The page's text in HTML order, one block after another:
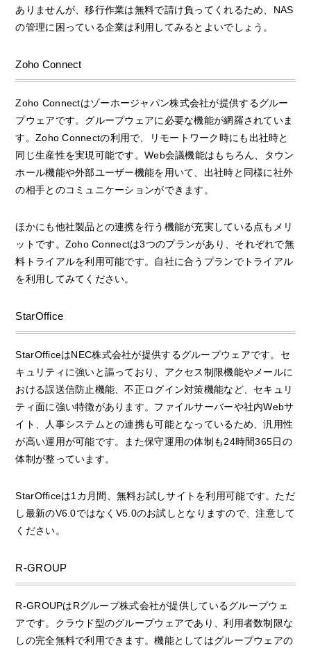
ありませんが、移行作業は無料で請け負ってくれるため、NAS
の管理に困っている企業は利用してみるとよいでしょう。
Zoho Connect
Zoho Connectはゾーホージャパン株式会社が提供するグルー
プウェアです。グループウェアに必要な機能が網羅されていま
す。Zoho Connectの利用で、リモートワーク時にも出社時と
同じ生産性を実現可能です。Web会議機能はもちろん、タウン
ホール機能や外部ユーザー機能を用いて、出社時と同様に社外
の相手とのコミュニケーションができます。
ほかにも他社製品との連携を行う機能が充実している点もメリ
ットです。Zoho Connectは3つのプランがあり、それぞれで無
料トライアルを利用可能です。自社に合うプランでトライアル
を利用してみてください。
StarOffice
StarOfficeはNEC株式会社が提供するグループウェアです。セ
キュリティに強いと謳っており、アクセス制限機能やメールに
おける誤送信防止機能、不正ログイン対策機能など、セキュリ
ティ面に強い特徴があります。ファイルサーバーや社内Webサ
イト、人事システムとの連携も可能となっているため、汎用性
が高い運用が可能です。また保守運用の体制も24時間365日の
体制が整っています。
StarOfficeは1カ月間、無料お試しサイトを利用可能です。ただ
し最新のV6.0ではなくV5.0のお試しとなりますので、注意して
ください。
R-GROUP
R-GROUPはRグループ株式会社が提供しているグループウェ
アです。クラウド型のグループウェアであり、利用者数制限な
しの完全無料で利用できます。機能としてはグループウェアの